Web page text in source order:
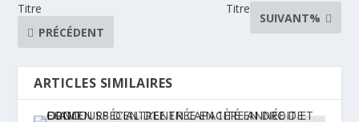
Titre
PRÉCÉDENT
Titre
SUIVANT%
ARTICLES SIMILAIRES